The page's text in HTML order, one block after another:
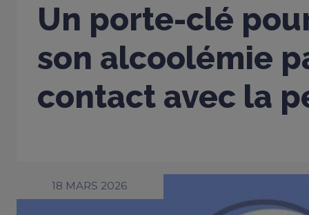
Un porte-clé
son alcoolémie
contact avec la
18 MARS 2026